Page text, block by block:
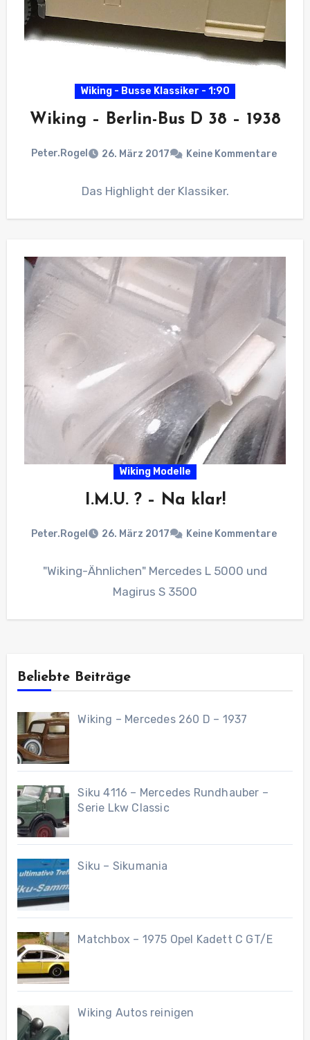
Wiking - Busse Klassiker - 1:90
Wiking – Berlin-Bus D 38 – 1938
Peter.Rogel 26. März 2017 Keine Kommentare
Das Highlight der Klassiker.
Wiking Modelle
I.M.U. ? – Na klar!
Peter.Rogel 26. März 2017 Keine Kommentare
"Wiking-Ähnlichen" Mercedes L 5000 und
Magirus S 3500
Beliebte Beiträge
Wiking – Mercedes 260 D – 1937
Siku 4116 – Mercedes Rundhauber –
Serie Lkw Classic
Siku – Sikumania
Matchbox – 1975 Opel Kadett C GT/E
Wiking Autos reinigen